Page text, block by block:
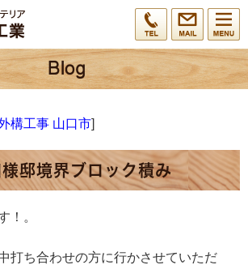
構工事 山口市]
邸境界ブロック積み
！。
打ち合わせの方に行かさせていただ